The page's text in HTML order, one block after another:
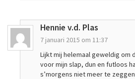
Hennie v.d. Plas
7 januari 2015 om 11:37
Lijkt mij helemaal geweldig om
voor mijn slap, dun en futloos
s’morgens niet meer te